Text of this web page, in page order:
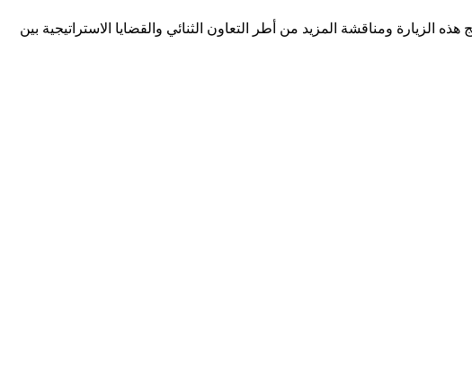
الزيارة ومناقشة المزيد من أطر التعاون الثنائي والقضايا الاستراتيجية بين